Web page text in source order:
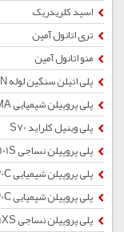
اسید کلریدریک
تری اتانول آمین
منو اتانول آمین
پلی اتیلن سنگین لوله CRP100N
پلی پروپیلن شیمیایی ZH515MA
پلی وینیل کلراید S70
پلی پروپیلن نساجی RG1101S
پلی پروپیلن شیمیایی ZR230C
پلی پروپیلن شیمیایی MR230C
پلی پروپیلن نساجی RG1101XS